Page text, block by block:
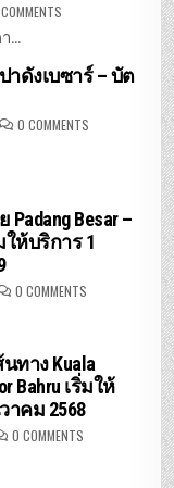
ชายแดน
มาเลเซีย
...
าดังเบซาร์ – บัต
0 COMMENTSON
จอง
ซาร์
–
บัต
เต
Padang Besar –
ให้บริการ 1
0 COMMENTSON
รถไฟ
–
JB
SENTRAL
เริ่ม
ให้
บริการ
นทาง Kuala
Bahru เริ่มให้
าคม 2568
0 COMMENTSON
รถไฟ